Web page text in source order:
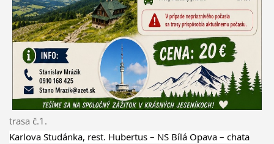
trasa č.1.
Karlova Studánka, rest. Hubertus – NS Bílá Opava – chata